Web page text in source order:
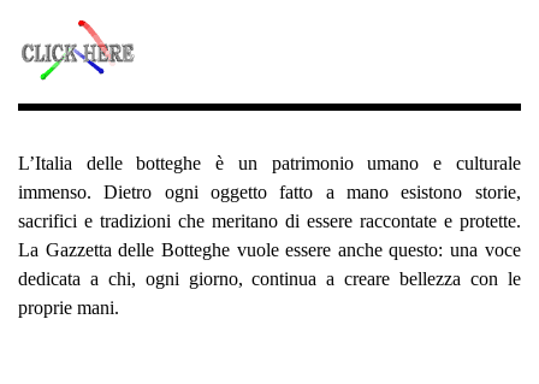
L’Italia delle botteghe è un patrimonio umano e culturale
immenso. Dietro ogni oggetto fatto a mano esistono storie,
sacrifici e tradizioni che meritano di essere raccontate e protette.
La Gazzetta delle Botteghe vuole essere anche questo: una voce
dedicata a chi, ogni giorno, continua a creare bellezza con le
proprie mani.